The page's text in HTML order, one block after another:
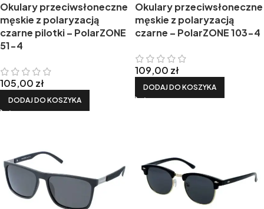
Okulary przeciwsłoneczne
męskie z polaryzacją
czarne pilotki – PolarZONE
51-4
105,00 zł
DODAJ DO KOSZYKA
Okulary przeciwsłoneczne
męskie z polaryzacją
czarne – PolarZONE 103-4
109,00 zł
DODAJ DO KOSZYKA